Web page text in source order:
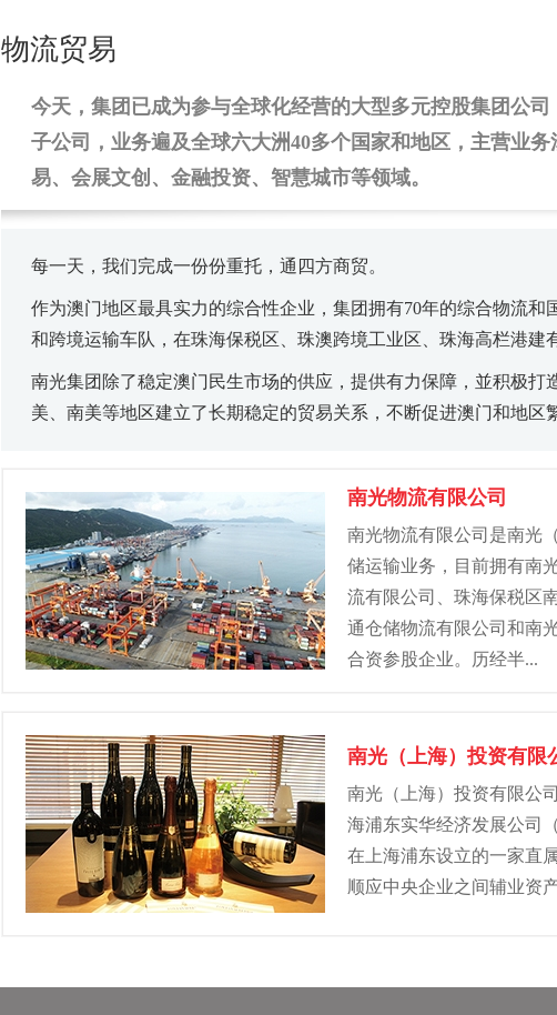
物流贸易
今天，集团已成为参与全球化经营的大型多元控股集团公
子公司，业务遍及全球六大洲40多个国家和地区，主营业
易、会展文创、金融投资、智慧城市等领域。
每一天，我们完成一份份重托，通四方商贸。
作为澳门地区最具实力的综合性企业，集团拥有70年的综合物流
和跨境运输车队，在珠海保税区、珠澳跨境工业区、珠海高栏港建
南光集团除了稳定澳门民生市场的供应，提供有力保障，並积极
美、南美等地区建立了长期稳定的贸易关系，不断促进澳门和地区
南光物流有限公司
南光物流有限公司是南光
储运输业务，目前拥有南
流有限公司、珠海保税区
通仓储物流有限公司和南
合资参股企业。历经半...
南光（上海）投资有限
南光（上海）投资有限公
海浦东实华经济发展公司
在上海浦东设立的一家直
顺应中央企业之间辅业资